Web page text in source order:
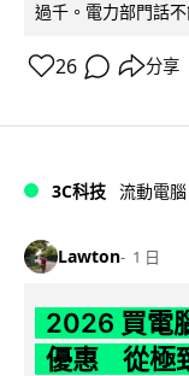
過千。電力部門話
26 分享
3C科技 流動電腦
Lawton 1 日
2026 買電
優惠 從極